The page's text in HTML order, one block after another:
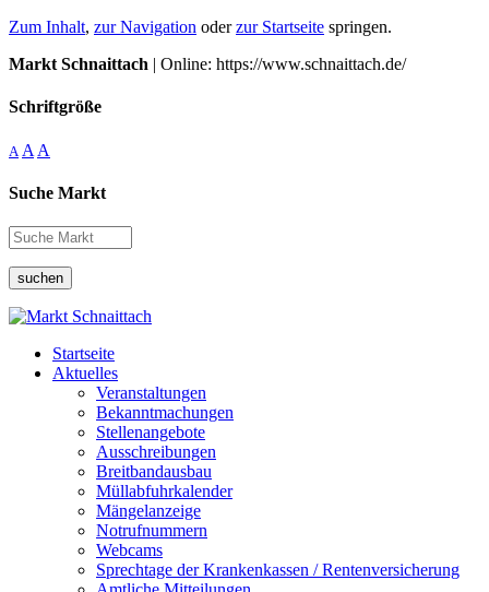
Zum Inhalt, zur Navigation oderzur Startseite springen.
Markt Schnaittach | Online: https://www.schnaittach.de/
Schriftgröße
A A A
Suche Markt
suchen
Startseite
Aktuelles
Veranstaltungen
Bekanntmachungen
Stellenangebote
Ausschreibungen
Breitbandausbau
Müllabfuhrkalender
Mängelanzeige
Notrufnummern
Webcams
Sprechtage der Krankenkassen / Rentenversicherung